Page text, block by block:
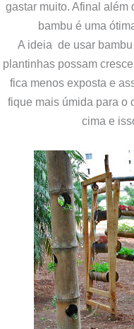
gastar muito. Afinal além
bambu é uma
A ideia de usar
plantinhas possam
fica menos exposta e
fique mais úmida para o
cima e